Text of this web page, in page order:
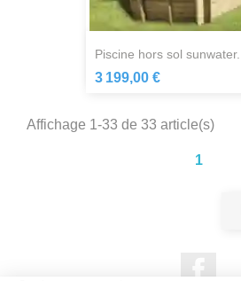
piscine hors sol sunwater...
3 199,00 €
Affichage 1-33 de 33 article(s)
1